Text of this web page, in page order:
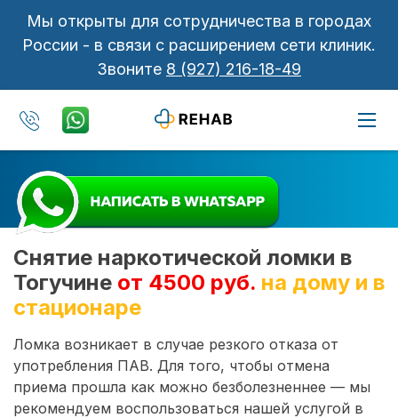
Мы открыты для сотрудничества в городах
России - в связи с расширением сети клиник.
Звоните 8 (927) 216-18-49
Снятие наркотической ломки в
Тогучине от 4500 руб. на дому и в
стационаре
Ломка возникает в случае резкого отказа от
употребления ПАВ. Для того, чтобы отмена
приема прошла как можно безболезненнее — мы
рекомендуем воспользоваться нашей услугой в